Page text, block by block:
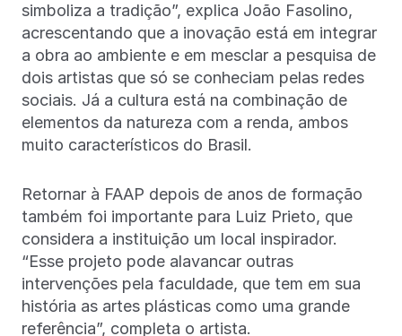
simboliza a tradição”, explica João Fasolino,
acrescentando que a inovação está em integrar
a obra ao ambiente e em mesclar a pesquisa de
dois artistas que só se conheciam pelas redes
sociais. Já a cultura está na combinação de
elementos da natureza com a renda, ambos
muito característicos do Brasil.
Retornar à FAAP depois de anos de formação
também foi importante para Luiz Prieto, que
considera a instituição um local inspirador.
“Esse projeto pode alavancar outras
intervenções pela faculdade, que tem em sua
história as artes plásticas como uma grande
referência”, completa o artista.